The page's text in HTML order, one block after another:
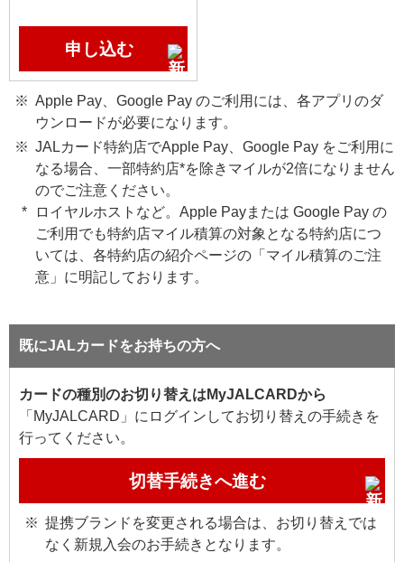
申し込む
Apple Pay、Google Pay のご利用には、各アプリのダ
ウンロードが必要になります。
JALカード特約店でApple Pay、Google Pay をご利用に
なる場合、一部特約店*を除きマイルが2倍になりません
のでご注意ください。
ロイヤルホストなど。Apple Payまたは Google Pay の
ご利用でも特約店マイル積算の対象となる特約店につ
いては、各特約店の紹介ページの「マイル積算のご注
意」に明記しております。
既にJALカードをお持ちの方へ
カードの種別のお切り替えはMyJALCARDから
「MyJALCARD」にログインしてお切り替えの手続きを
行ってください。
切替手続きへ進む
提携ブランドを変更される場合は、お切り替えでは
なく新規入会のお手続きとなります。